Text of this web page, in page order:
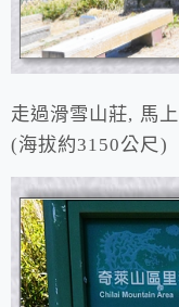
走過滑雪山莊, 馬
(海拔約3150公尺)